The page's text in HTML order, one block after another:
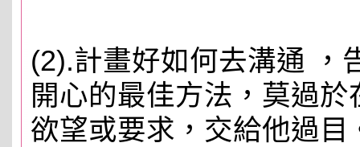
(2).計畫好如何去溝通 ，
開心的最佳方法，莫過
欲望或要求，交給他過目